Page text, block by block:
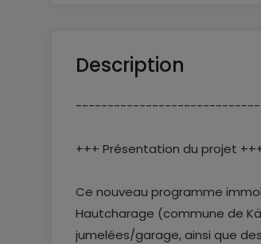
Description
+++ Présentation du projet
Ce nouveau programme
Hautcharage (commune de
jumelées/garage, ainsi que